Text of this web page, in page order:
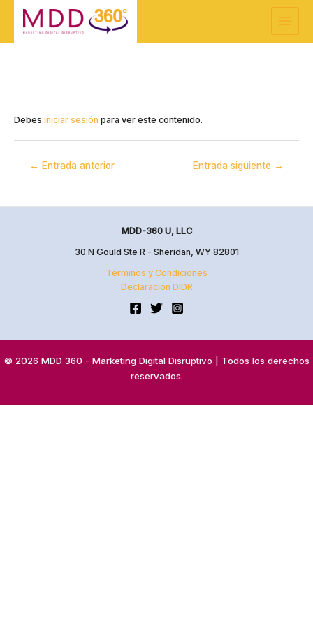
contenido
Main
Menu
Debes iniciar sesión para ver este contenido.
entradas
← Entrada anterior Entrada siguiente →
MDD-360 U, LLC
30 N Gould Ste R - Sheridan, WY 82801
Términos y Condiciones
Declaración DIDR
© 2026 MDD 360 - Marketing Digital Disruptivo | Todos los derechos
reservados.